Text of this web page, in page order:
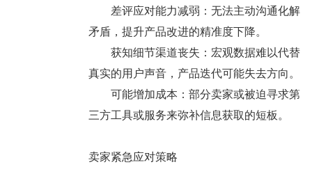
差评应对能力减弱：无法主动沟通化解
矛盾，提升产品改进的精准度下降。
获知细节渠道丧失：宏观数据难以代替
真实的用户声音，产品迭代可能失去方向。
可能增加成本：部分卖家或被迫寻求第
三方工具或服务来弥补信息获取的短板。
卖家紧急应对策略